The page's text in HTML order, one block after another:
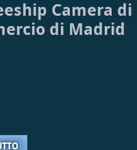
Camera di
di Madrid